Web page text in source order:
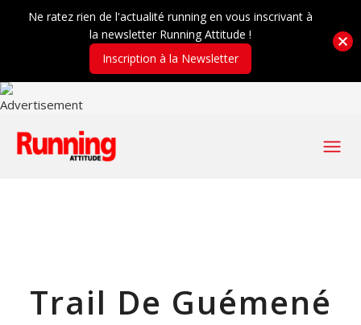
Trail De Guémené
Ne ratez rien de l'actualité running en vous inscrivant à
la newsletter Running Attitude !
Inscription à la Newsletter